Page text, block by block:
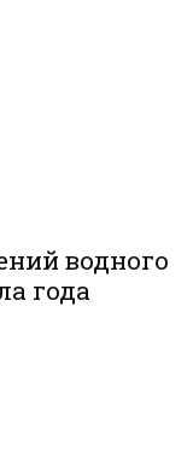
водного
года